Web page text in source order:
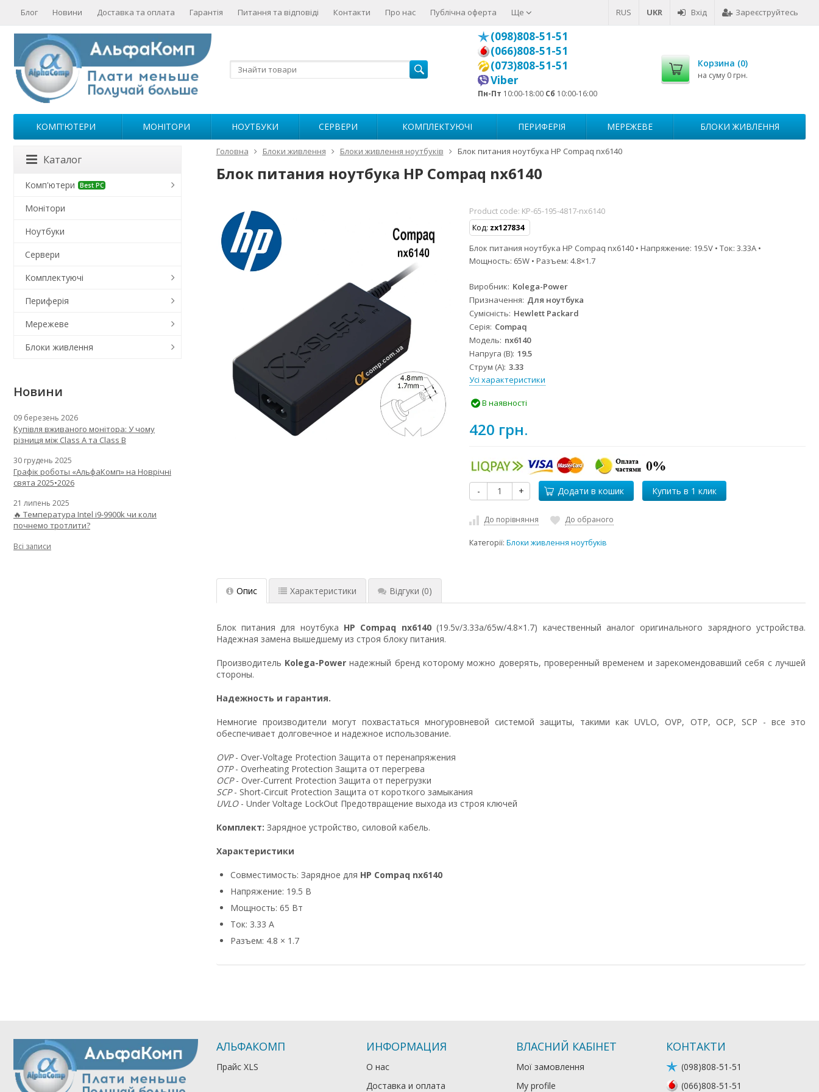
RUS UKR Вхід Зареєструйтесь
Блог Новини Доставка та оплата Гарантія Питання та відповіді Контакти Про нас Публічна оферта Ще
(098)808-51-51
(066)808-51-51
(073)808-51-51
Viber
Пн-Пт 10:00-18:00 Сб 10:00-16:00
Корзина (0)
на суму 0 грн.
КОМП'ЮТЕРИ МОНІТОРИ НОУТБУКИ СЕРВЕРИ КОМПЛЕКТУЮЧІ ПЕРИФЕРІЯ МЕРЕЖЕВЕ БЛОКИ ЖИВЛЕННЯ
Головна Блоки живлення Блоки живлення ноутбуків Блок питания ноутбука HP Compaq nx6140
Блок питания ноутбука HP Compaq nx6140
Product code: KP-65-195-4817-nx6140
Код: zx127834
Блок питания ноутбука HP Compaq nx6140 • Напряжение: 19.5V • Ток: 3.33A •
Мощность: 65W • Разъем: 4.8×1.7
Виробник Kolega-Power
Призначення Для ноутбука
Сумісність Hewlett Packard
Серія Compaq
Модель nx6140
Напруга (В) 19.5
Струм (А) 3.33
Усі характеристики
В наявності
420 грн.
- + Додати в кошик
До порівняння До обраного
Категорії:Блоки живлення ноутбуків
Опис Характеристики Відгуки (0)
Блок питания для ноутбука HP Compaq nx6140(19.5v/3.33a/65w/4.8×1.7) качественный аналог оригинального зарядного устройства.
Надежная замена вышедшему из строя блоку питания.
Производитель Kolega-Powerнадежный бренд которому можно доверять, проверенный временем и зарекомендовавший себя с лучшей
стороны.
Надежность и гарантия.
Немногие производители могут похвастаться многуровневой системой защиты, такими как UVLO, OVP, OTP, OCP, SCP - все это
обеспечивает долговечное и надежное использование.
OVP- Over-Voltage Protection Защита от перенапряжения
OTP- Overheating Protection Защита от перегрева
OCP- Over-Current Protection Защита от перегрузки
SCP- Short-Circuit Protection Защита от короткого замыкания
UVLO- Under Voltage LockOut Предотвращение выхода из строя ключей
Комплект: Зарядное устройство, силовой кабель.
Характеристики
Совместимость: Зарядное для HP Compaq nx6140
Напряжение: 19.5 В
Мощность: 65 Вт
Ток: 3.33 А
Разъем: 4.8 × 1.7
Каталог
Комп'ютери Best PC
Монітори
Ноутбуки
Сервери
Комплектуючі
Периферія
Мережеве
Блоки живлення
Новини
09 березень 2026
Купівля вживаного монітора: У чому
різниця між Class A та Class B
30 грудень 2025
Графік роботы «АльфаКомп» на Новрічні
свята 2025•2026
21 липень 2025
🔥 Температура Intel i9-9900k чи коли
почнемо тротлити?
Всі записи
АЛЬФАКОМП
Прайс XLS
ИНФОРМАЦИЯ
О нас
Доставка и оплата
ВЛАСНИЙ КАБІНЕТ
Мої замовлення
My profile
КОНТАКТИ
(098)808-51-51
(066)808-51-51